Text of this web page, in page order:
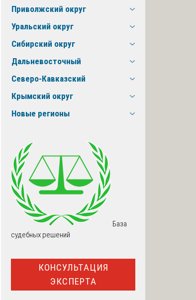
Приволжский округ
Уральский округ
Сибирский округ
Дальневосточный
Северо-Кавказский
Крымский округ
Новые регионы
База
судебных решений
КОНСУЛЬТАЦИЯ
ЭКСПЕРТА